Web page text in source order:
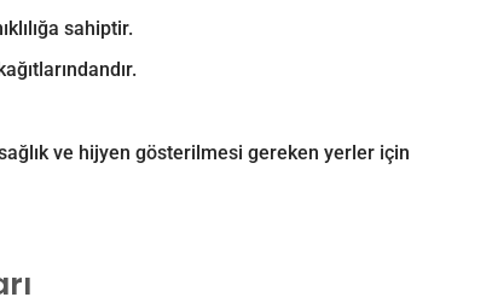
sahiptir.
ve hijyen gösterilmesi gereken yerler için